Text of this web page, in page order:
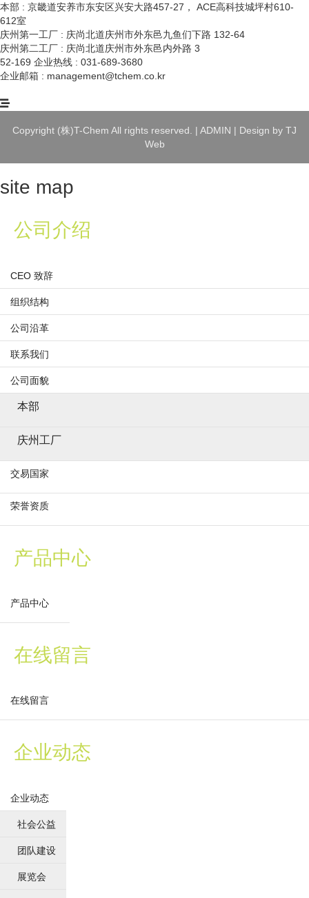
本部 : 京畿道安养市东安区兴安大路457-27， ACE高科技城坪村610-
612室
庆州第一工厂 : 庆尚北道庆州市外东邑九鱼们下路 132-64
庆州第二工厂 : 庆尚北道庆州市外东邑内外路 3
52-169 企业热线 : 031-689-3680
企业邮箱 : management@tchem.co.kr
Copyright (株)T-Chem All rights reserved. | ADMIN | Design by TJ
Web
site map
公司介绍
CEO 致辞
组织结构
公司沿革
联系我们
公司面貌
本部
庆州工厂
交易国家
荣誉资质
产品中心
产品中心
在线留言
在线留言
企业动态
企业动态
社会公益
团队建设
展览会